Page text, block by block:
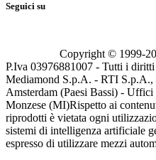
Seguici su
Copyright © 1999-
P.Iva 03976881007 - Tutti i
Mediamond S.p.A. - RTI S.p.A.,
Amsterdam (Paesi Bassi) -
Monzese (MI)Rispetto ai
riprodotti è vietata ogni
sistemi di intelligenza artificiale
espresso di utilizzare mezzi